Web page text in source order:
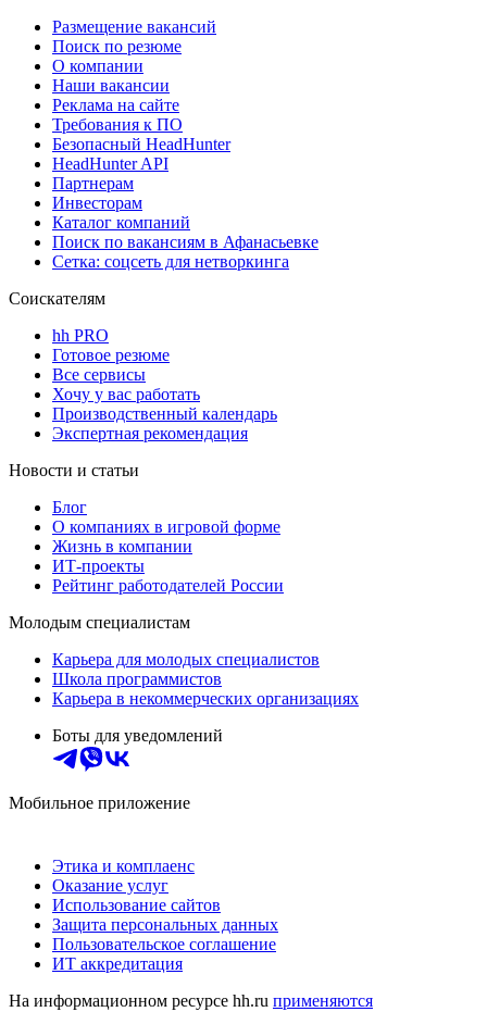
Размещение вакансий
Поиск по резюме
О компании
Наши вакансии
Реклама на сайте
Требования к ПО
Безопасный HeadHunter
HeadHunter API
Партнерам
Инвесторам
Каталог компаний
Поиск по вакансиям в Афанасьевке
Сетка: соцсеть для нетворкинга
Соискателям
hh PRO
Готовое резюме
Все сервисы
Хочу у вас работать
Производственный календарь
Экспертная рекомендация
Новости и статьи
Блог
О компаниях в игровой форме
Жизнь в компании
ИТ-проекты
Рейтинг работодателей России
Молодым специалистам
Карьера для молодых специалистов
Школа программистов
Карьера в некоммерческих организациях
Боты для уведомлений
Мобильное приложение
Этика и комплаенс
Оказание услуг
Использование сайтов
Защита персональных данных
Пользовательское соглашение
ИТ аккредитация
На информационном ресурсе hh.ru применяются